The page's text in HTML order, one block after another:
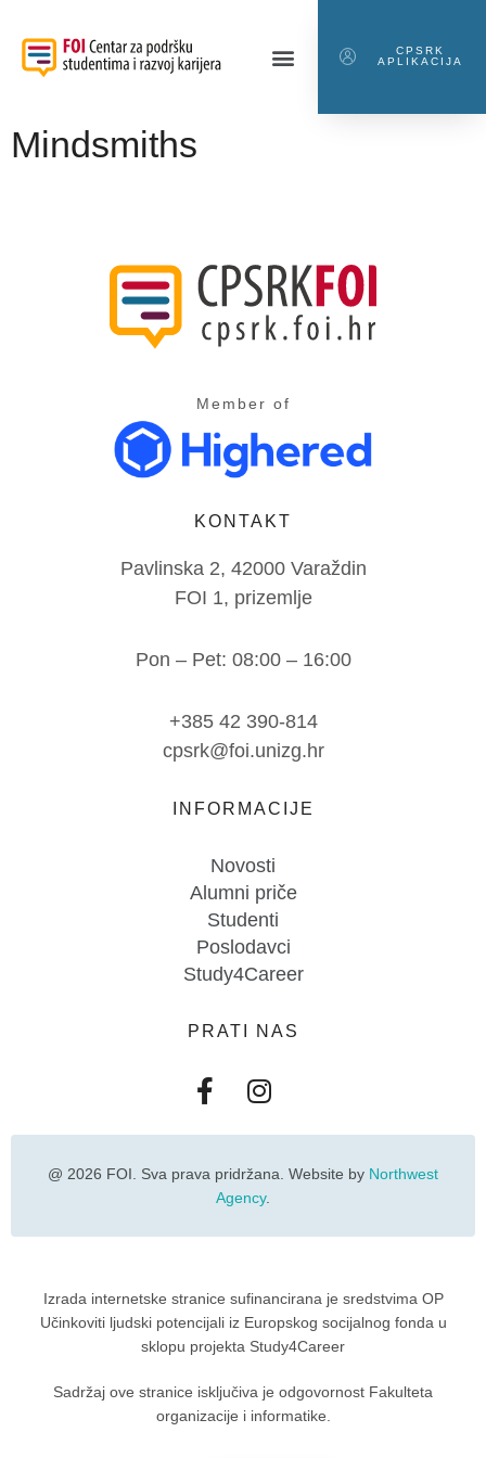
CPSRK
APLIKACIJA
Mindsmiths
Member of
KONTAKT
Pavlinska 2, 42000 Varaždin
FOI 1, prizemlje
Pon – Pet: 08:00 – 16:00
+385 42 390-814
cpsrk@foi.unizg.hr
INFORMACIJE
Novosti
Alumni priče
Studenti
Poslodavci
Study4Career
PRATI NAS
@ 2026 FOI. Sva prava pridržana. Website by Northwest
Agency.
Izrada internetske stranice sufinancirana je sredstvima OP
Učinkoviti ljudski potencijali iz Europskog socijalnog fonda u
sklopu projekta Study4Career
Sadržaj ove stranice isključiva je odgovornost Fakulteta
organizacije i informatike.